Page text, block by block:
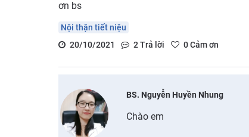
ơn bs
Nội thận tiết niệu
20/10/2021
2Trả lời 0Cảm ơn
BS. Nguyễn Huyền Nhung
Chào em